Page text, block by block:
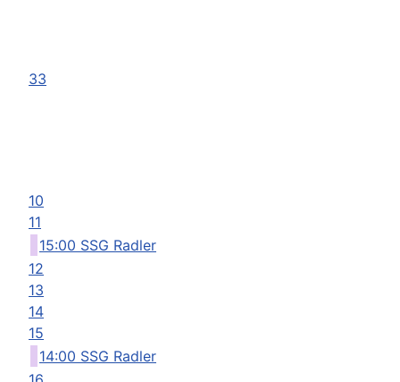
33
10
11
15:00 SSG Radler
12
13
14
15
14:00 SSG Radler